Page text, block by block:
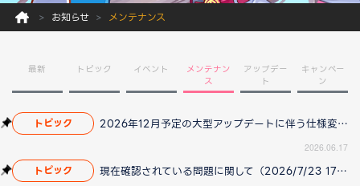
お知らせ メンテナンス
最新 トピック イベント
メンテナン
ス
アップデー
ト
キャンペー
ン
トピック 2026年12月予定の大型アップデートに伴う仕様変更のお知らせ
2026.06.17
トピック 現在確認されている問題に関して（2026/7/23 17:00更新）